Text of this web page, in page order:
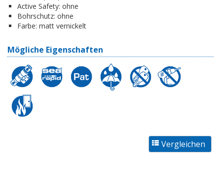
Active Safety: ohne
Bohrschutz: ohne
Farbe: matt vernickelt
Mögliche Eigenschaften